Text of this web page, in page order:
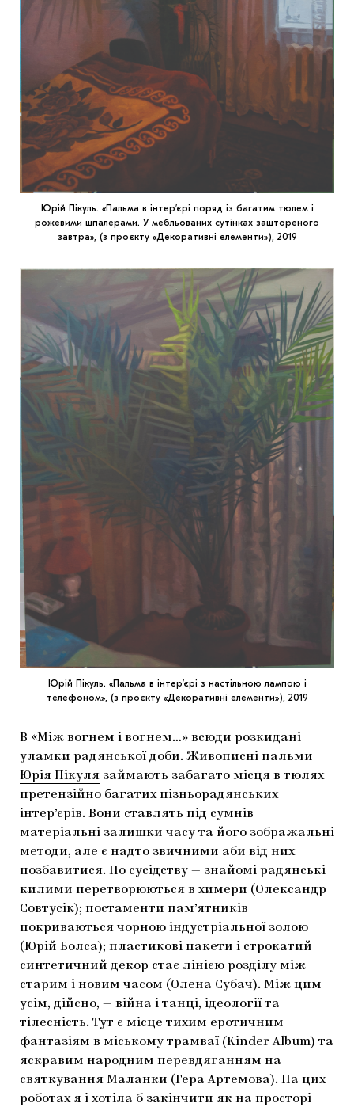
Юрій Пікуль. «Пальма в інтер’єрі поряд із багатим тюлем і
рожевими шпалерами. У мебльованих сутінках заштореного
завтра», (з проєкту «Декоративні елементи»), 2019
Юрій Пікуль. «Пальма в інтер’єрі з настільною лампою і
телефоном», (з проєкту «Декоративні елементи»), 2019
В «Між вогнем і вогнем…» всюди розкидані
уламки радянської доби. Живописні пальми
Юрія Пікуля займають забагато місця в тюлях
претензійно багатих пізньорадянських
інтер’єрів. Вони ставлять під сумнів
матеріальні залишки часу та його зображальні
методи, але є надто звичними аби від них
позбавитися. По сусідству — знайомі радянські
килими перетворюються в химери (Олександр
Совтусік); постаменти пам’ятників
покриваються чорною індустріальної золою
(Юрій Болса); пластикові пакети і строкатий
синтетичний декор стає лінією розділу між
старим і новим часом (Олена Субач). Між цим
усім, дійсно, — війна і танці, ідеології та
тілесність. Тут є місце тихим еротичним
фантазіям в міському трамваї (Kinder Album) та
яскравим народним перевдяганням на
святкування Маланки (Гера Артемова). На цих
роботах я і хотіла б закінчити як на просторі